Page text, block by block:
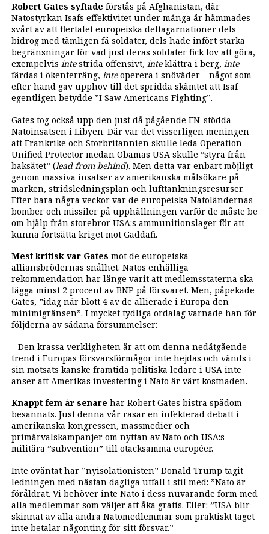
Robert Gates syftade förstås på Afghanistan, där
Natostyrkan Isafs effektivitet under många år hämmades
svårt av att flertalet europeiska deltagarnationer dels
bidrog med tämligen få soldater, dels hade infört starka
begränsningar för vad just deras soldater fick lov att göra,
exempelvis intestrida offensivt, inteklättra i berg, inte
färdas i ökenterräng, inteoperera i snöväder – något som
efter hand gav upphov till det spridda skämtet att Isaf
egentligen betydde ”I Saw Americans Fighting”.
Gates tog också upp den just då pågående FN-stödda
Natoinsatsen i Libyen. Där var det visserligen meningen
att Frankrike och Storbritannien skulle leda Operation
Unified Protector medan Obamas USA skulle ”styra från
baksätet” (lead from behind). Men detta var enbart möjligt
genom massiva insatser av amerikanska målsökare på
marken, stridsledningsplan och lufttankningsresurser.
Efter bara några veckor var de europeiska Natoländernas
bomber och missiler på upphällningen varför de måste be
om hjälp från storebror USA:s ammunitionslager för att
kunna fortsätta kriget mot Gaddafi.
Mest kritisk var Gates mot de europeiska
alliansbrödernas snålhet. Natos enhälliga
rekommendation har länge varit att medlemsstaterna ska
lägga minst 2 procent av BNP på försvaret. Men, påpekade
Gates, ”idag når blott 4 av de allierade i Europa den
minimigränsen”. I mycket tydliga ordalag varnade han för
följderna av sådana försummelser:
– Den krassa verkligheten är att om denna nedåtgående
trend i Europas försvarsförmågor inte hejdas och vänds i
sin motsats kanske framtida politiska ledare i USA inte
anser att Amerikas investering i Nato är värt kostnaden.
Knappt fem år senare har Robert Gates bistra spådom
besannats. Just denna vår rasar en infekterad debatt i
amerikanska kongressen, massmedier och
primärvalskampanjer om nyttan av Nato och USA:s
militära ”subvention” till otacksamma européer.
Inte oväntat har ”nyisolationisten” Donald Trump tagit
ledningen med nästan dagliga utfall i stil med: ”Nato är
föråldrat. Vi behöver inte Nato i dess nuvarande form med
alla medlemmar som väljer att åka gratis. Eller: ”USA blir
skinnat av alla andra Natomedlemmar som praktiskt taget
inte betalar någonting för sitt försvar.”